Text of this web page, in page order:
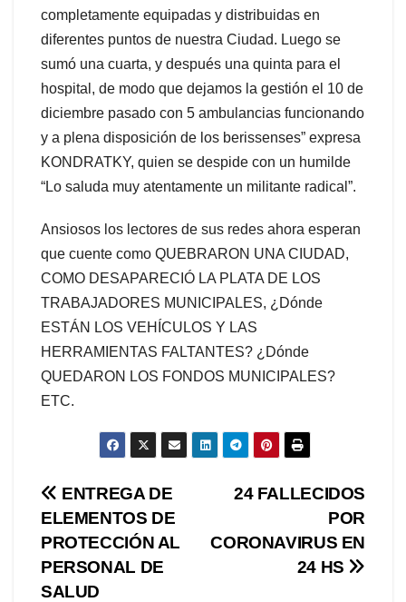
completamente equipadas y distribuidas en
diferentes puntos de nuestra Ciudad. Luego se
sumó una cuarta, y después una quinta para el
hospital, de modo que dejamos la gestión el 10 de
diciembre pasado con 5 ambulancias funcionando
y a plena disposición de los berissenses” expresa
KONDRATKY, quien se despide con un humilde
“Lo saluda muy atentamente un militante radical”.
Ansiosos los lectores de sus redes ahora esperan
que cuente como QUEBRARON UNA CIUDAD,
COMO DESAPARECIÓ LA PLATA DE LOS
TRABAJADORES MUNICIPALES, ¿Dónde
ESTÁN LOS VEHÍCULOS Y LAS
HERRAMIENTAS FALTANTES? ¿Dónde
QUEDARON LOS FONDOS MUNICIPALES?
ETC.
Navegación
de
entradas
24 FALLECIDOS
POR
CORONAVIRUS EN
24 HS
ENTREGA DE
ELEMENTOS DE
PROTECCIÓN AL
PERSONAL DE
SALUD